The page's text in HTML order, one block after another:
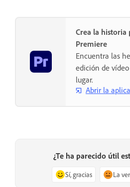
Crea la historia
Premiere
Encuentra las
edición de
lugar.
Abrir la
¿Te ha parecido útil
Sí, gracias La